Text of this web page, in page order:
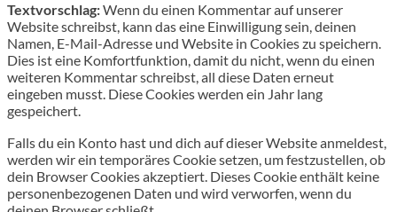
Textvorschlag:Wenn du einen Kommentar auf unserer
Website schreibst, kann das eine Einwilligung sein, deinen
Namen, E-Mail-Adresse und Website in Cookies zu speichern.
Dies ist eine Komfortfunktion, damit du nicht, wenn du einen
weiteren Kommentar schreibst, all diese Daten erneut
eingeben musst. Diese Cookies werden ein Jahr lang
gespeichert.
Falls du ein Konto hast und dich auf dieser Website anmeldest,
werden wir ein temporäres Cookie setzen, um festzustellen, ob
dein Browser Cookies akzeptiert. Dieses Cookie enthält keine
personenbezogenen Daten und wird verworfen, wenn du